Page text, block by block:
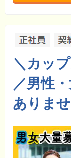
＼カッ
／男性
ありま